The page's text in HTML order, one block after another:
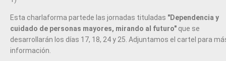
Esta charlaforma partede las jornadas tituladas "Dependencia y
cuidado de personas mayores, mirando al futuro" que se
desarrollarán los días 17, 18, 24 y 25. Adjuntamos el cartel para
información.